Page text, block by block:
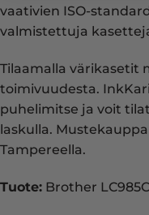
vaativien ISO-
valmistettuja
Tilaamalla värikasetit
toimivuudesta.
puhelimitse ja voit
laskulla.
Tampereella.
Tuote: Brother